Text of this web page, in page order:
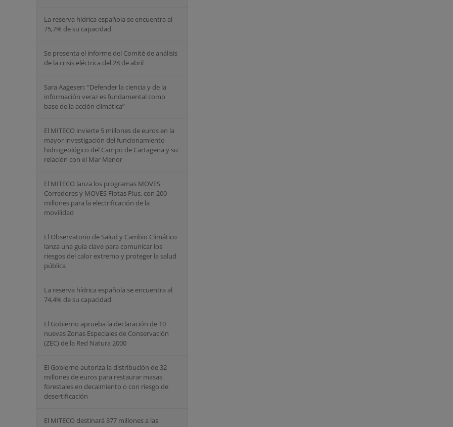
La reserva hídrica española se encuentra al
75,7% de su capacidad
Se presenta el informe del Comité de análisis
de la crisis eléctrica del 28 de abril
Sara Aagesen: “Defender la ciencia y de la
información veraz es fundamental como
base de la acción climática”
El MITECO invierte 5 millones de euros en la
mayor investigación del funcionamiento
hidrogeológico del Campo de Cartagena y su
relación con el Mar Menor
El MITECO lanza los programas MOVES
Corredores y MOVES Flotas Plus, con 200
millones para la electrificación de la
movilidad
El Observatorio de Salud y Cambio Climático
lanza una guía clave para comunicar los
riesgos del calor extremo y proteger la salud
pública
La reserva hídrica española se encuentra al
74,4% de su capacidad
El Gobierno aprueba la declaración de 10
nuevas Zonas Especiales de Conservación
(ZEC) de la Red Natura 2000
El Gobierno autoriza la distribución de 32
millones de euros para restaurar masas
forestales en decaimiento o con riesgo de
desertificación
El MITECO destinará 377 millones a las